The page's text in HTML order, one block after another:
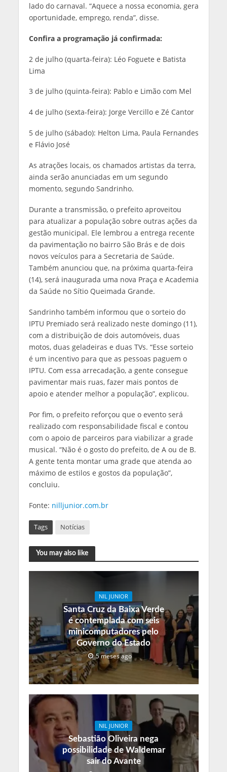
lado do carnaval. “Aquece a nossa economia, gera
oportunidade, emprego, renda”, disse.
Confira a programação já confirmada:
2 de julho (quarta-feira): Léo Foguete e Batista
Lima
3 de julho (quinta-feira): Pablo e Limão com Mel
4 de julho (sexta-feira): Jorge Vercillo e Zé Cantor
5 de julho (sábado): Helton Lima, Paula Fernandes
e Flávio José
As atrações locais, os chamados artistas da terra,
ainda serão anunciadas em um segundo
momento, segundo Sandrinho.
Durante a transmissão, o prefeito aproveitou
para atualizar a população sobre outras ações da
gestão municipal. Ele lembrou a entrega recente
da pavimentação no bairro São Brás e de dois
novos veículos para a Secretaria de Saúde.
Também anunciou que, na próxima quarta-feira
(14), será inaugurada uma nova Praça e Academia
da Saúde no Sítio Queimada Grande.
Sandrinho também informou que o sorteio do
IPTU Premiado será realizado neste domingo (11),
com a distribuição de dois automóveis, duas
motos, duas geladeiras e duas TVs. “Esse sorteio
é um incentivo para que as pessoas paguem o
IPTU. Com essa arrecadação, a gente consegue
pavimentar mais ruas, fazer mais pontos de
apoio e atender melhor a população”, explicou.
Por fim, o prefeito reforçou que o evento será
realizado com responsabilidade fiscal e contou
com o apoio de parceiros para viabilizar a grade
musical. “Não é o gosto do prefeito, de A ou de B.
A gente tenta montar uma grade que atenda ao
máximo de estilos e gostos da população”,
concluiu.
Fonte: nilljunior.com.br
Tags Notícias
You may also like
NIL JUNIOR
Santa Cruz da Baixa Verde
é contemplada com seis
minicomputadores pelo
Governo do Estado
5 meses ago
NIL JUNIOR
Sebastião Oliveira nega
possibilidade de Waldemar
sair do Avante